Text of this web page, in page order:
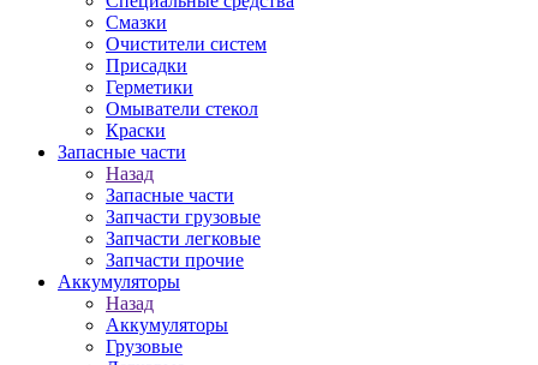
Смазки
Очистители систем
Присадки
Герметики
Омыватели стекол
Краски
Запасные части
Назад
Запасные части
Запчасти грузовые
Запчасти легковые
Запчасти прочие
Аккумуляторы
Назад
Аккумуляторы
Грузовые